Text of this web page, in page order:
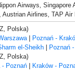
Airways, Singapore
Airlines, TAP Air
Polska)
| Poznań -
el-Sheikh | Poznań
Polska)
- Poznań | Kraków -